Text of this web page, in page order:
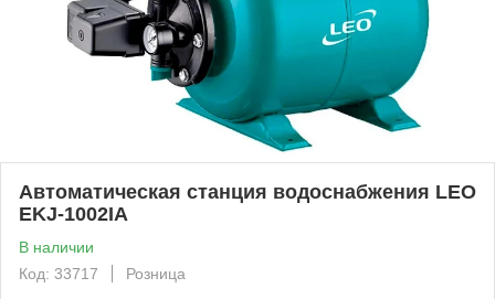
Автоматическая станция водоснабжения LEO
EKJ-1002IA
В наличии
Код: 33717
Розница